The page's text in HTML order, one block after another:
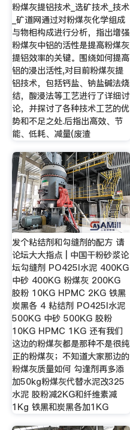
粉煤灰提铝技术_选矿技术_技术
_矿道网通过对粉煤灰化学组成
与物相构成进行分析，指出增强
粉煤灰中铝的活性是提高粉煤灰
提铝效率的关键。围绕如何提高
铝的浸出活性,对目前粉煤灰提
铝技术，包括钙盐、钠盐碱法烧
结，酸浸法等工艺进行了详细讨
论，并探讨了各种技术工艺的优
势和不足之处.后指出高效、节
能、低耗、减量(废渣
发个粘结剂和勾缝剂的配方 请
论坛大大指点 | 中国干粉砂浆论
坛勾缝剂 PO425I水泥 400KG
中砂 400KG 粉煤灰 200KG
胶粉 10KG HPMC 2KG 铁黑
炭黑各 4 粘结剂 PO425I水泥
500KG 中砂 500KG 胶粉
10KG HPMC 1KG 还有我们
这边的粉煤灰都是那种不是很纯
正的粉煤灰；不知道大家那边的
粉煤灰质量如何 勾逢剂再多添
加50kg粉煤灰代替水泥改325
水泥 胶粉减2KG和纤维素减
1Kg 铁黑和炭黑各加1KG